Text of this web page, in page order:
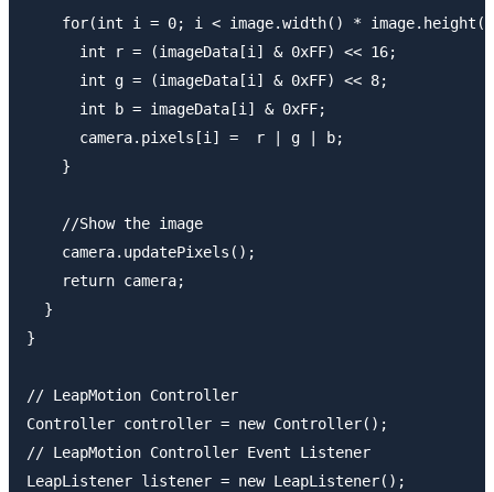
for(int i = 0; i < image.width() *
      int r = (imageData[i] & 0xFF) << 16;
      int g = (imageData[i] & 0xFF) << 8;
      int b = imageData[i] & 0xFF;
      camera.pixels[i] =  r | g | b;
    }
    //Show the image
    camera.updatePixels();
    return camera;
  }
}
// LeapMotion Controller
Controller controller = new Controller();
// LeapMotion Controller Event Listener
LeapListener listener = new LeapListener();